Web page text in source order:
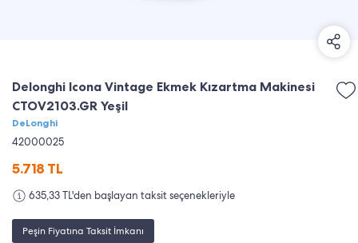
Delonghi Icona Vintage Ekmek Kızartma Makinesi
CTOV2103.GR Yeşil
DeLonghi
42000025
5.718 TL
635,33 TL'den başlayan taksit seçenekleriyle
Peşin Fiyatına Taksit İmkanı